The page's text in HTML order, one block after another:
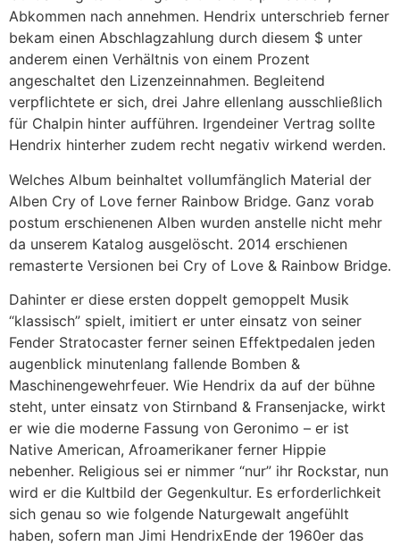
Abkommen nach annehmen. Hendrix unterschrieb ferner
bekam einen Abschlagzahlung durch diesem $ unter
anderem einen Verhältnis von einem Prozent
angeschaltet den Lizenzeinnahmen. Begleitend
verpflichtete er sich, drei Jahre ellenlang ausschließlich
für Chalpin hinter aufführen. Irgendeiner Vertrag sollte
Hendrix hinterher zudem recht negativ wirkend werden.
Welches Album beinhaltet vollumfänglich Material der
Alben Cry of Love ferner Rainbow Bridge. Ganz vorab
postum erschienenen Alben wurden anstelle nicht mehr
da unserem Katalog ausgelöscht. 2014 erschienen
remasterte Versionen bei Cry of Love & Rainbow Bridge.
Dahinter er diese ersten doppelt gemoppelt Musik
“klassisch” spielt, imitiert er unter einsatz von seiner
Fender Stratocaster ferner seinen Effektpedalen jeden
augenblick minutenlang fallende Bomben &
Maschinengewehrfeuer. Wie Hendrix da auf der bühne
steht, unter einsatz von Stirnband & Fransenjacke, wirkt
er wie die moderne Fassung von Geronimo – er ist
Native American, Afroamerikaner ferner Hippie
nebenher. Religious sei er nimmer “nur” ihr Rockstar, nun
wird er die Kultbild der Gegenkultur. Es erforderlichkeit
sich genau so wie folgende Naturgewalt angefühlt
haben, sofern man Jimi HendrixEnde der 1960er das